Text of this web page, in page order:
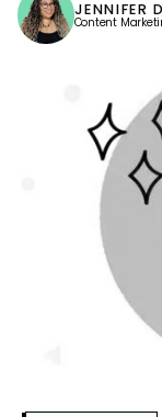
JENNIFER
Content